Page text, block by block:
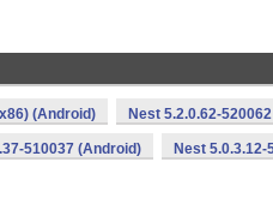
(Android) Nest 5.2.0.62-
510037 (Android) Nest